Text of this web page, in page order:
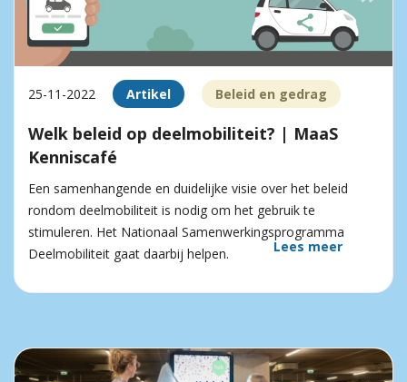
25-11-2022 Artikel Beleid en gedrag
Welk beleid op deelmobiliteit? | MaaS
Kenniscafé
Een samenhangende en duidelijke visie over het beleid
rondom deelmobiliteit is nodig om het gebruik te
stimuleren. Het Nationaal Samenwerkingsprogramma
Deelmobiliteit gaat daarbij helpen.
Lees meer